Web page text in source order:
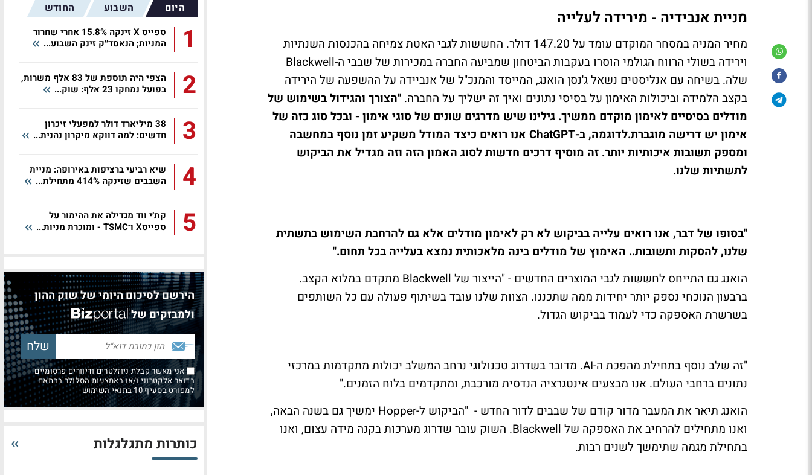
מניית אנבידיה - מירידה לעלייה
מחיר המניה במסחר המוקדם עומד על 147.20 דולר. החששות לגבי האטת צמיחה בהכנסות השנתיות
וירידה בשולי הרווח הגולמי הוסרו בעקבות הביטחון שמביעה החברה במכירות של שבבי ה-Blackwell
שלה. בשיחה עם אנליסטים נשאל ג'נסן הואנג, המייסד והמנכ"ל של אנביידה על ההשפעה של הירידה
בקצב הלמידה וביכולות האימון על בסיסי נתונים ואיך זה ישליך על החברה. "הצורך והגידול בשימוש של
מודלים בסיסיים לאימון מוקדם ממשיך. גילינו שיש מדרגים שונים של סוגי אימון - ובכל סוג כזה של
אימון יש דרישה מוגברת.
לדוגמה, ב-ChatGPT אנו רואים כיצד המודל משקיע זמן נוסף במחשבה
ומספק תשובות איכותיות יותר. זה מוסיף דרכים חדשות לסוג האמון הזה וזה מגדיל את הביקוש
לתשתיות שלנו.
"בסופו של דבר, אנו רואים עלייה בביקוש לא רק לאימון מודלים אלא גם להרחבת השימוש בתשתית
שלנו, להסקות ותשובות.. האימוץ של מודלים בינה מלאכותית נמצא בעלייה בכל תחום."
הואנג גם התייחס לחששות לגבי המוצרים החדשים - "הייצור של Blackwell מתקדם במלוא הקצב.
ברבעון הנוכחי נספק יותר יחידות ממה שתכננו. הצוות שלנו עובד בשיתוף פעולה עם כל השותפים
בשרשרת האספקה כדי לעמוד בביקוש הגדול.
"זה שלב נוסף בתחילת מהפכת ה-AI. מדובר בשדרוג טכנולוגי נרחב המשלב יכולות מתקדמות במרכזי
נתונים ברחבי העולם. אנו מבצעים אינטגרציה הנדסית מורכבת, ומתקדמים בלוח הזמנים."
הואנג תיאר את המעבר מדור קודם של שבבים לדור החדש - "הביקוש ל-Hopper ימשיך גם בשנה הבאה,
ואנו מתחילים להרחיב את האספקה של Blackwell. השוק עובר שדרוג מערכות בקנה מידה עצום, ואנו
בתחילת מגמה שתימשך לשנים רבות.
היום השבוע החודש
1
ספייס X זינקה 15.8% אחרי שחרור
המניות; הנאסד״ק זינק השבוע...
2
הצפי היה תוספת של 83 אלף משרות,
בפועל נמחקו 23 אלף: שוק...
3
38 מיליארד דולר למפעלי זיכרון
חדשים: למה דווקא מיקרון נהנית...
4
שיא רביעי ברציפות באירופה: מניית
השבבים שזינקה 414% מתחילת...
5
קת׳י ווד מגדילה את ההימור על
ספייסX ו־TSMC - ומוכרת מניות...
הירשם לסיכום היומי של שוק ההון
ולמבזקים של
אני מאשר קבלת ניוזלטרים ודיוורים פרסומיים
בדואר אלקטרוני ו/או באמצעות הסלולר בהתאם
למפורט בסעיף 10 בתנאי השימוש
כותרות מתגלגלות